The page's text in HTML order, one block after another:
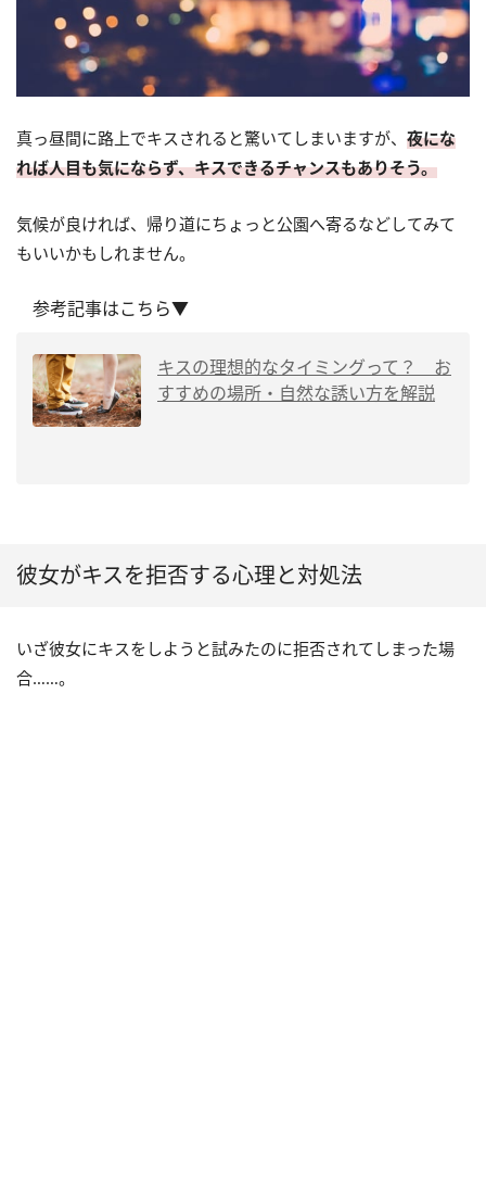
真っ昼間に路上でキスされると驚いてしまいますが、 夜にな
れば人目も気にならず、キスできるチャンスもありそう。
気候が良ければ、帰り道にちょっと公園へ寄るなどしてみて
もいいかもしれません。
参考記事はこちら▼
キスの理想的なタイミングって？ お
すすめの場所・自然な誘い方を解説
彼女がキスを拒否する心理と対処法
いざ彼女にキスをしようと試みたのに拒否されてしまった場
合……。